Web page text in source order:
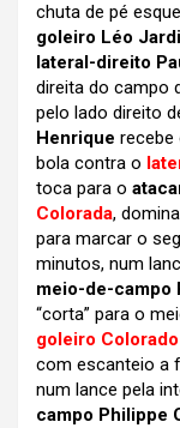
chuta de pé
goleiro Léo
lateral-direito
direita do campo
pelo lado direito
Henrique recebe
bola contra o
toca para o
Colorada,
para marcar o
minutos, num
meio-de-campo
“corta” para o
goleiro
com escanteio a
num lance pela
campo Philippe